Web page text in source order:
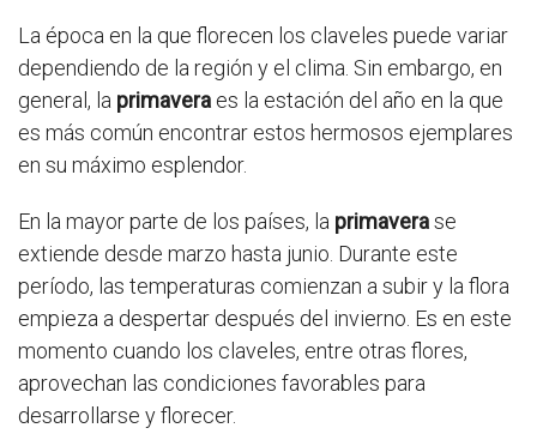
La época en la que florecen los claveles puede variar
dependiendo de la región y el clima. Sin embargo, en
general, la primavera es la estación del año en la que
es más común encontrar estos hermosos ejemplares
en su máximo esplendor.
En la mayor parte de los países, la primaverase
extiende desde marzo hasta junio. Durante este
período, las temperaturas comienzan a subir y la flora
empieza a despertar después del invierno. Es en este
momento cuando los claveles, entre otras flores,
aprovechan las condiciones favorables para
desarrollarse y florecer.